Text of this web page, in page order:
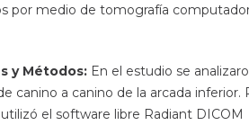
por medio de tomografía
y Métodos: En el estudio se
canino a canino de la arcada inferior.
utilizó el software libre Radiant DICOM